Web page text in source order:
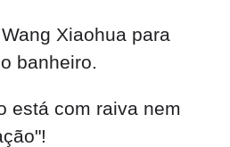
Xiaohua para
banheiro.
está com raiva nem